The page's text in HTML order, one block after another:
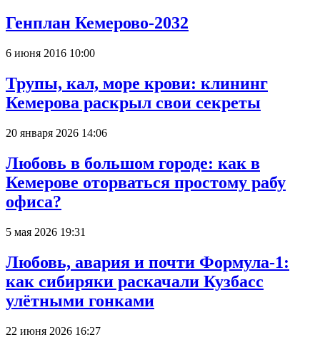
Генплан Кемерово-2032
6 июня 2016 10:00
Трупы, кал, море крови: клининг
Кемерова раскрыл свои секреты
20 января 2026 14:06
Любовь в большом городе: как в
Кемерове оторваться простому рабу
офиса?
5 мая 2026 19:31
Любовь, авария и почти Формула-1:
как сибиряки раскачали Кузбасс
улётными гонками
22 июня 2026 16:27